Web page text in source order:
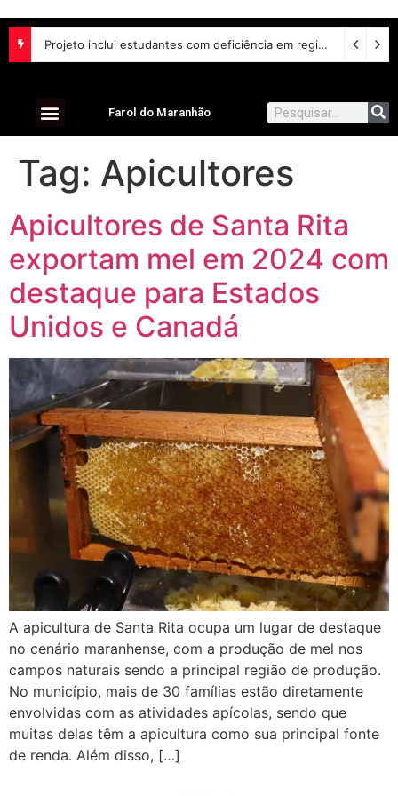
Projeto inclui estudantes com deficiência em regime escolar especial
Farol do Maranhão
Tag: Apicultores
Apicultores de Santa Rita
exportam mel em 2024 com
destaque para Estados
Unidos e Canadá
A apicultura de Santa Rita ocupa um lugar de destaque
no cenário maranhense, com a produção de mel nos
campos naturais sendo a principal região de produção.
No município, mais de 30 famílias estão diretamente
envolvidas com as atividades apícolas, sendo que
muitas delas têm a apicultura como sua principal fonte
de renda. Além disso, […]